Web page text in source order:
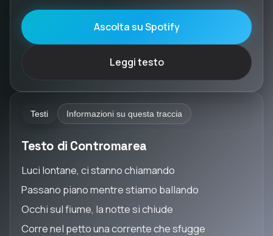
Ascolta su Spotify
Leggi testo
Testi Informazioni su questa traccia
Testo di Contromarea
Luci lontane, ci stanno chiamando
Passano piano mentre stiamo ballando
Occhi sul fiume, la notte si chiude
Corre nel petto una corrente che sfugge